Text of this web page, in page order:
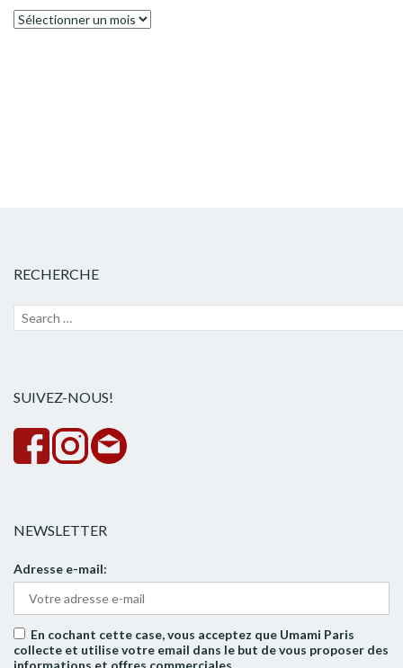
Nos
RECHERCHE
Recherche
SUIVEZ-NOUS!
NEWSLETTER
Adresse e-mail:
En cochant cette case, vous acceptez que Umami Paris
collecte et utilise votre email dans le but de vous proposer des
informations et offres commerciales